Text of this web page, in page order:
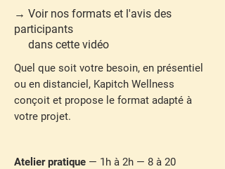
→ Voir nos formats et l'avis des
participants
dans cette vidéo
Quel que soit votre besoin, en présentiel
ou en distanciel, Kapitch Wellness
conçoit et propose le format adapté à
votre projet.
Atelier pratique — 1h à 2h — 8 à 20